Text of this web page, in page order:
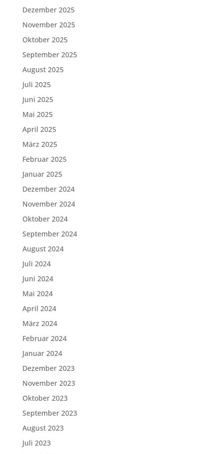
Dezember 2025
November 2025
Oktober 2025
September 2025
August 2025
Juli 2025
Juni 2025
Mai 2025
April 2025
März 2025
Februar 2025
Januar 2025
Dezember 2024
November 2024
Oktober 2024
September 2024
August 2024
Juli 2024
Juni 2024
Mai 2024
April 2024
März 2024
Februar 2024
Januar 2024
Dezember 2023
November 2023
Oktober 2023
September 2023
August 2023
Juli 2023